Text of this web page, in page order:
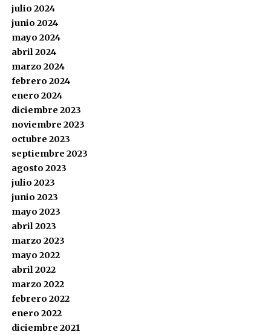
julio 2024
junio 2024
mayo 2024
abril 2024
marzo 2024
febrero 2024
enero 2024
diciembre 2023
noviembre 2023
octubre 2023
septiembre 2023
agosto 2023
julio 2023
junio 2023
mayo 2023
abril 2023
marzo 2023
mayo 2022
abril 2022
marzo 2022
febrero 2022
enero 2022
diciembre 2021